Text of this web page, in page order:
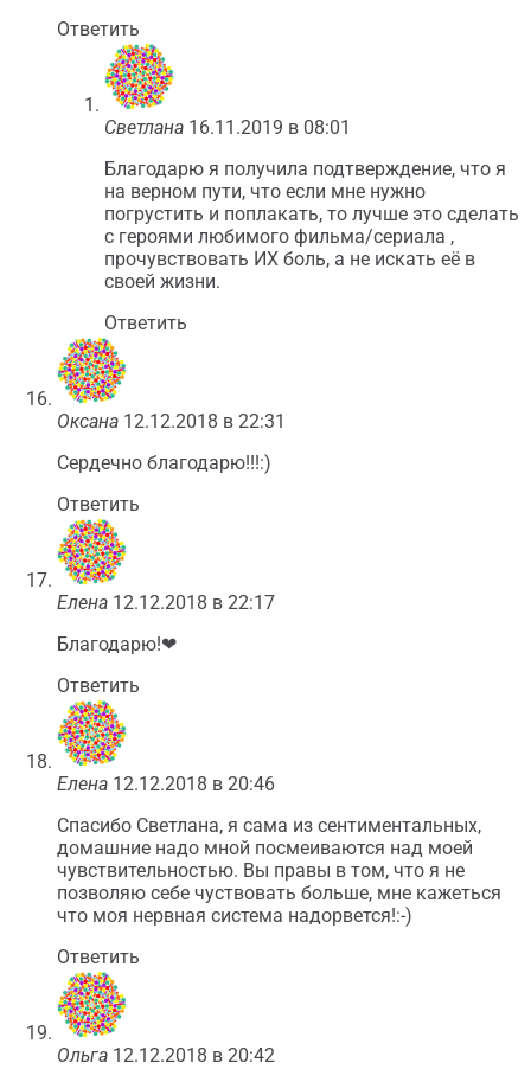
Ответить
Светлана 16.11.2019 в 08:01
Благодарю я получила подтверждение, что я
на верном пути, что если мне нужно
погрустить и поплакать, то лучше это сделать
с героями любимого фильма/сериала ,
прочувствовать ИХ боль, а не искать её в
своей жизни.
Ответить
Оксана 12.12.2018 в 22:31
Сердечно благодарю!!!:)
Ответить
Елена 12.12.2018 в 22:17
Благодарю!❤
Ответить
Елена 12.12.2018 в 20:46
Спасибо Светлана, я сама из сентиментальных,
домашние надо мной посмеиваются над моей
чувствительностью. Вы правы в том, что я не
позволяю себе чуствовать больше, мне кажеться
что моя нервная система надорвется!:-)
Ответить
Ольга 12.12.2018 в 20:42